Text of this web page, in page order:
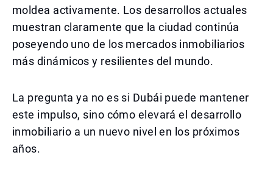
moldea activamente. Los desarrollos actuales
muestran claramente que la ciudad continúa
poseyendo uno de los mercados inmobiliarios
más dinámicos y resilientes del mundo.
La pregunta ya no es si Dubái puede mantener
este impulso, sino cómo elevará el desarrollo
inmobiliario a un nuevo nivel en los próximos
años.